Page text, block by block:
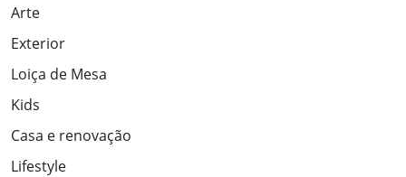
Arte
Exterior
Loiça de Mesa
Kids
Casa e renovação
Lifestyle